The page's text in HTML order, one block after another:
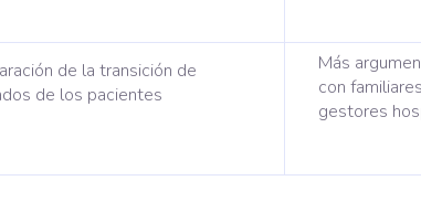
de la transición de
de los pacientes
Más
con
gestores